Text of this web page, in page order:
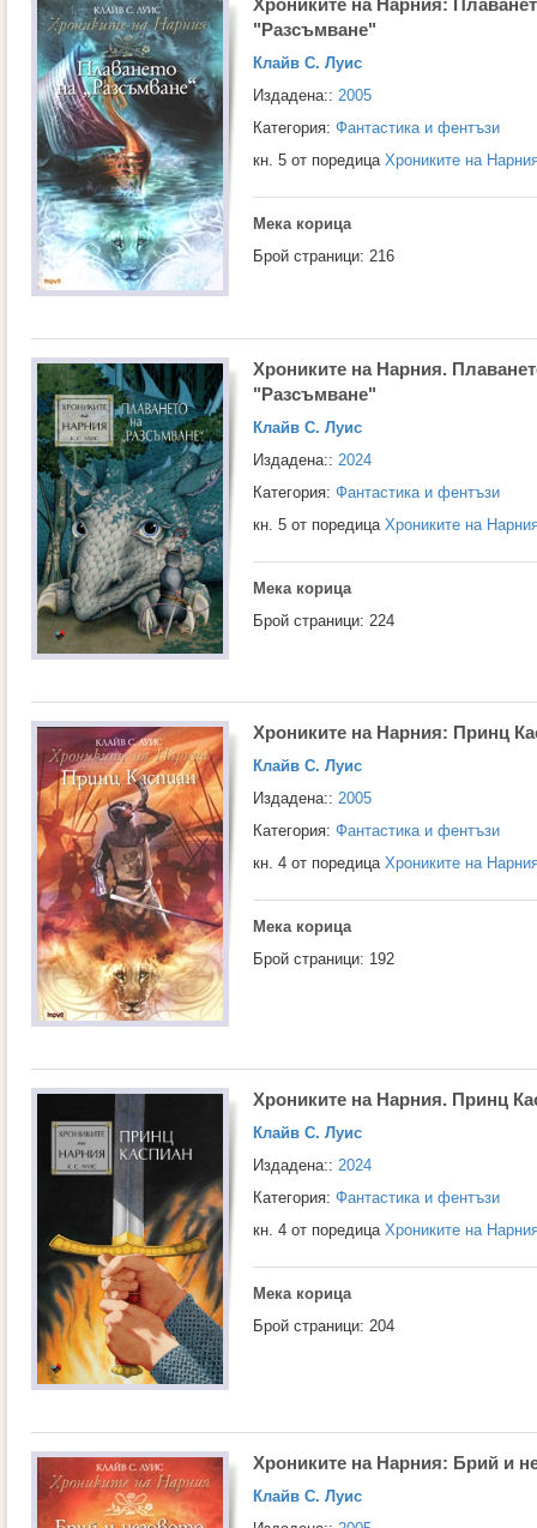
Хрониките на Нарния:
"Разсъмване"
Клайв С. Луис
Издадена:: 2005
Категория: Фантастика и фентъзи
кн. 5 от поредица Хрониките на
Мека корица
Брой страници: 216
Хрониките на Нарния.
"Разсъмване"
Клайв С. Луис
Издадена:: 2024
Категория: Фантастика и фентъзи
кн. 5 от поредица Хрониките на
Мека корица
Брой страници: 224
Хрониките на Нарния: Принц
Клайв С. Луис
Издадена:: 2005
Категория: Фантастика и фентъзи
кн. 4 от поредица Хрониките на
Мека корица
Брой страници: 192
Хрониките на Нарния. Принц
Клайв С. Луис
Издадена:: 2024
Категория: Фантастика и фентъзи
кн. 4 от поредица Хрониките на
Мека корица
Брой страници: 204
Хрониките на Нарния: Брий и
Клайв С. Луис